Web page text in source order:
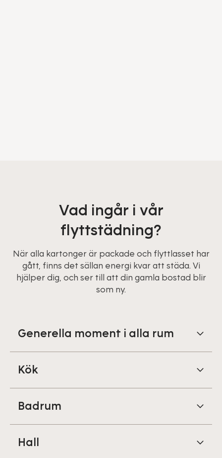
Vad ingår i vår
flyttstädning?
När alla kartonger är packade och flyttlasset har
gått, finns det sällan energi kvar att städa. Vi
hjälper dig, och ser till att din gamla bostad blir
som ny.
Generella moment i alla rum
Kök
Badrum
Hall